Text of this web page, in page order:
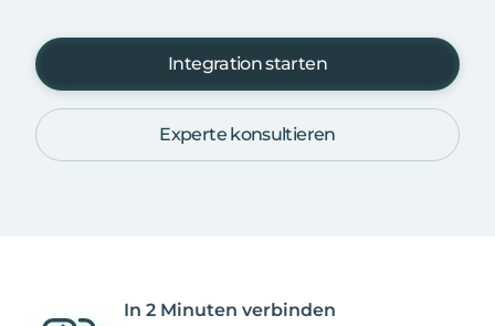
Integration starten
Experte konsultieren
In 2 Minuten verbinden